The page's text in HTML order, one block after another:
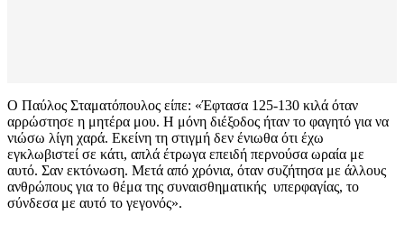
Ο Παύλος Σταματόπουλος είπε: «Έφτασα 125-130 κιλά όταν
αρρώστησε η μητέρα μου. Η μόνη διέξοδος ήταν το φαγητό για να
νιώσω λίγη χαρά. Εκείνη τη στιγμή δεν ένιωθα ότι έχω
εγκλωβιστεί σε κάτι, απλά έτρωγα επειδή περνούσα ωραία με
αυτό. Σαν εκτόνωση. Μετά από χρόνια, όταν συζήτησα με άλλους
ανθρώπους για το θέμα της συναισθηματικής υπερφαγίας, το
σύνδεσα με αυτό το γεγονός».